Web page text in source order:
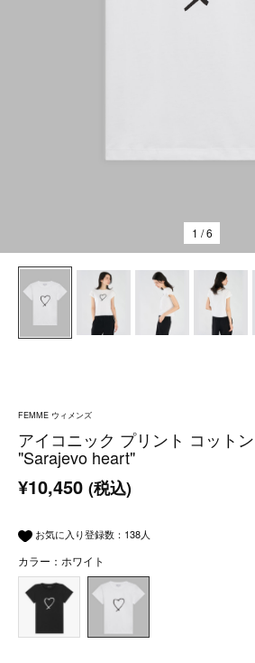
1 / 6
FEMME ウィメンズ
アイコニック プリント コット
"Sarajevo heart"
¥10,450 (税込)
お気に入り登録数： 138人
カラー：ホワイト